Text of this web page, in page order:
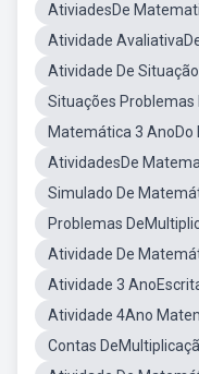
AtiviadesDe
Atividade
Atividade De
Situações
Matemática 3 AnoDo
AtividadesDe
Simulado De
Problemas
Atividade De
Atividade 3
Atividade 4Ano
Contas